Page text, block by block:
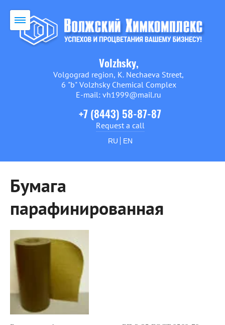
Volzhsky,
Volgograd region, K. Nechaeva Street,
6 "b" Volzhsky Chemical Complex
E-mail: vh1999@mail.ru
+7 (8443) 58-87-87
Request a call
RU EN
Бумага
парафинированная